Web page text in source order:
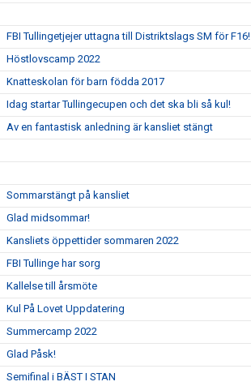
FBI Tullingetjejer uttagna till Distriktslags SM för F16!
Höstlovscamp 2022
Knatteskolan för barn födda 2017
Idag startar Tullingecupen och det ska bli så kul!
Av en fantastisk anledning är kansliet stängt
Sommarstängt på kansliet
Glad midsommar!
Kansliets öppettider sommaren 2022
FBI Tullinge har sorg
Kallelse till årsmöte
Kul På Lovet Uppdatering
Summercamp 2022
Glad Påsk!
Semifinal i BÄST I STAN